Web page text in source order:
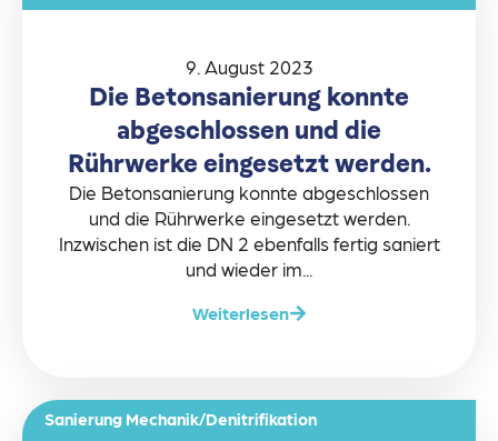
9. August 2023
Die Betonsanierung konnte
abgeschlossen und die
Rührwerke eingesetzt werden.
Die Betonsanierung konnte abgeschlossen
und die Rührwerke eingesetzt werden.
Inzwischen ist die DN 2 ebenfalls fertig saniert
und wieder im...
Weiterlesen
Sanierung Mechanik/Denitrifikation